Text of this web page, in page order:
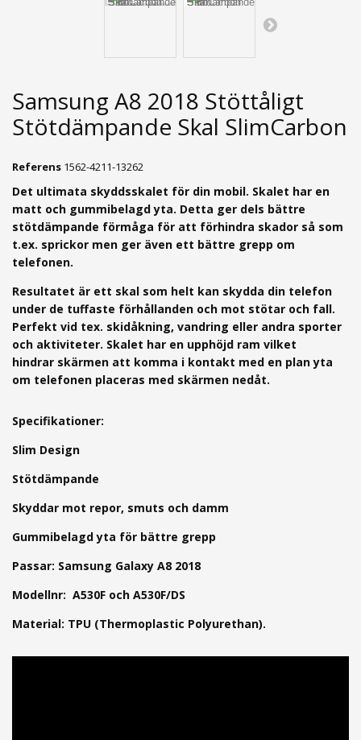
Samsung A8 2018 Stöttåligt
Stötdämpande Skal SlimCarbon
Referens 1562-4211-13262
Det ultimata skyddsskalet för din mobil. Skalet har en
matt och gummibelagd yta. Detta ger dels bättre
stötdämpande förmåga för att förhindra skador så som
t.ex. sprickor men ger även ett bättre grepp om
telefonen.
Resultatet är ett skal som helt kan skydda din telefon
under de tuffaste förhållanden och mot stötar och fall.
Perfekt vid tex. skidåkning, vandring eller andra sporter
och aktiviteter. Skalet har en upphöjd ram vilket
hindrar skärmen att komma i kontakt med en plan yta
om telefonen placeras med skärmen nedåt.
Specifikationer:
Slim Design
Stötdämpande
Skyddar mot repor, smuts och damm
Gummibelagd yta för bättre grepp
Passar: Samsung Galaxy A8 2018
Modellnr: A530F och A530F/DS
Material: TPU (Thermoplastic Polyurethan).